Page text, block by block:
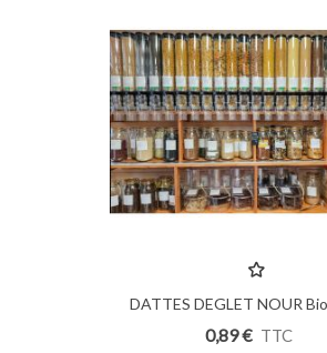
DATTES DEGLET NOUR
0,89 € TTC